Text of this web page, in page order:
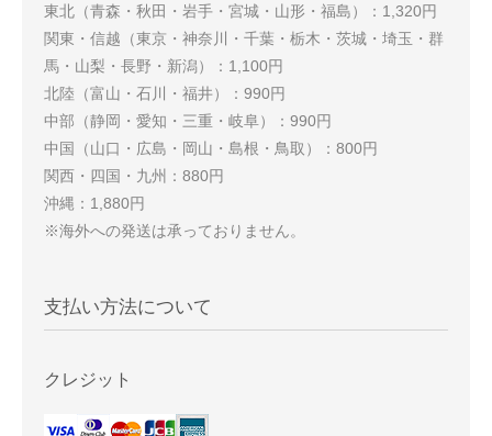
東北（青森・秋田・岩手・宮城・山形・福島）：1,320円
関東・信越（東京・神奈川・千葉・栃木・茨城・埼玉・群
馬・山梨・長野・新潟）：1,100円
北陸（富山・石川・福井）：990円
中部（静岡・愛知・三重・岐阜）：990円
中国（山口・広島・岡山・島根・鳥取）：800円
関西・四国・九州：880円
沖縄：1,880円
※海外への発送は承っておりません。
支払い方法について
クレジット